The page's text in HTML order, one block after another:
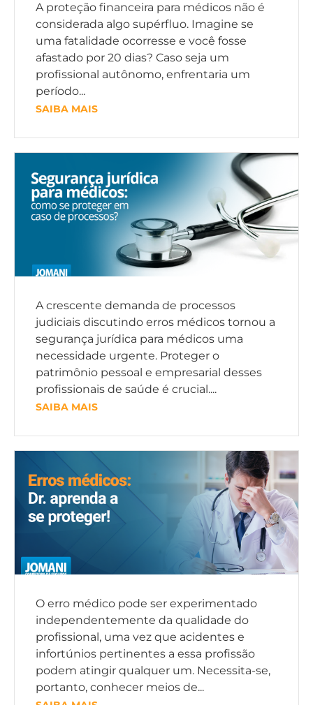
A proteção financeira para médicos não é
considerada algo supérfluo. Imagine se
uma fatalidade ocorresse e você fosse
afastado por 20 dias? Caso seja um
profissional autônomo, enfrentaria um
período...
SAIBA MAIS
A crescente demanda de processos
judiciais discutindo erros médicos tornou a
segurança jurídica para médicos uma
necessidade urgente. Proteger o
patrimônio pessoal e empresarial desses
profissionais de saúde é crucial....
SAIBA MAIS
O erro médico pode ser experimentado
independentemente da qualidade do
profissional, uma vez que acidentes e
infortúnios pertinentes a essa profissão
podem atingir qualquer um. Necessita-se,
portanto, conhecer meios de...